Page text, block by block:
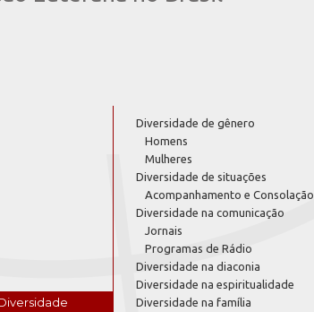
Diversidade de gênero
Homens
Mulheres
Diversidade de situações
Acompanhamento e Consolação
Diversidade na comunicação
Jornais
Programas de Rádio
Diversidade na diaconia
Diversidade na espiritualidade
Diversidade na família